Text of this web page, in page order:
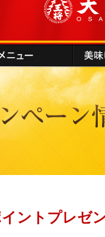
ントプレゼ